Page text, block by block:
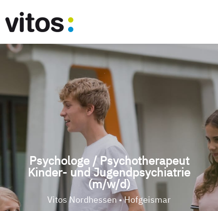
Psychologe / Psychotherapeut
Kinder- und Jugendpsychiatrie
(m/w/d)
Vitos Nordhessen • Hofgeismar